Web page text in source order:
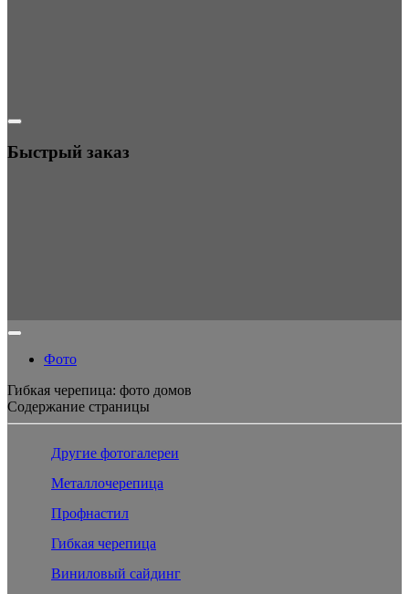
Быстрый заказ
Фото
Гибкая черепица: фото домов
Содержание страницы
Другие фотогалереи
Металлочерепица
Профнастил
Гибкая черепица
Виниловый сайдинг